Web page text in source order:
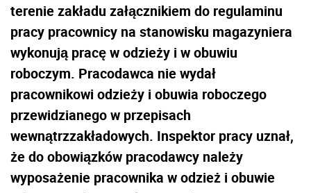
terenie zakładu załącznikiem do regulaminu
pracy pracownicy na stanowisku magazyniera
wykonują pracę w odzieży i w obuwiu
roboczym. Pracodawca nie wydał
pracownikowi odzieży i obuwia roboczego
przewidzianego w przepisach
wewnątrzzakładowych. Inspektor pracy uznał,
że do obowiązków pracodawcy należy
wyposażenie pracownika w odzież i obuwie